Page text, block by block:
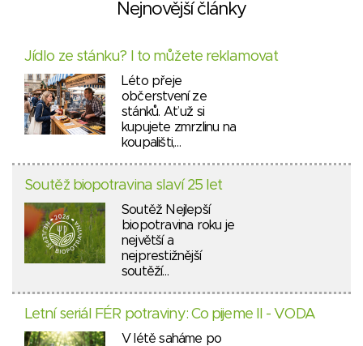
Nejnovější články
Jídlo ze stánku? I to můžete reklamovat
Léto přeje
občerstvení ze
stánků. Ať už si
kupujete zmrzlinu na
koupališti,…
Soutěž biopotravina slaví 25 let
Soutěž Nejlepší
biopotravina roku je
největší a
nejprestižnější
soutěží…
Letní seriál FÉR potraviny: Co pijeme II - VODA
V létě saháme po